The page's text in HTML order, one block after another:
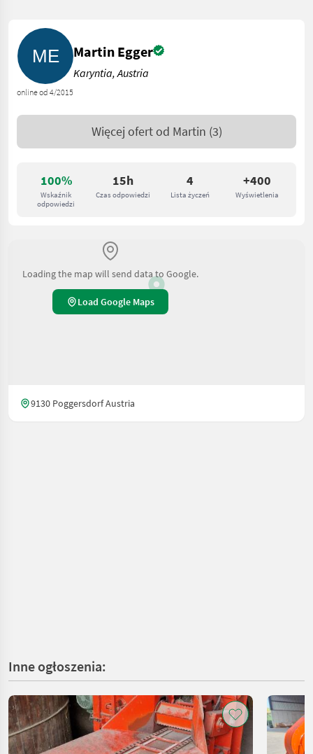
100%
Wskaźnik
odpowiedzi
15h
Czas odpowiedzi
4
Lista życzeń
+400
Wyświetlenia
online od 4/2015
Martin Egger
Karyntia, Austria
Więcej ofert od Martin (3)
Loading the map will send data to Google.
Load Google Maps
9130 Poggersdorf Austria
Inne ogłoszenia: